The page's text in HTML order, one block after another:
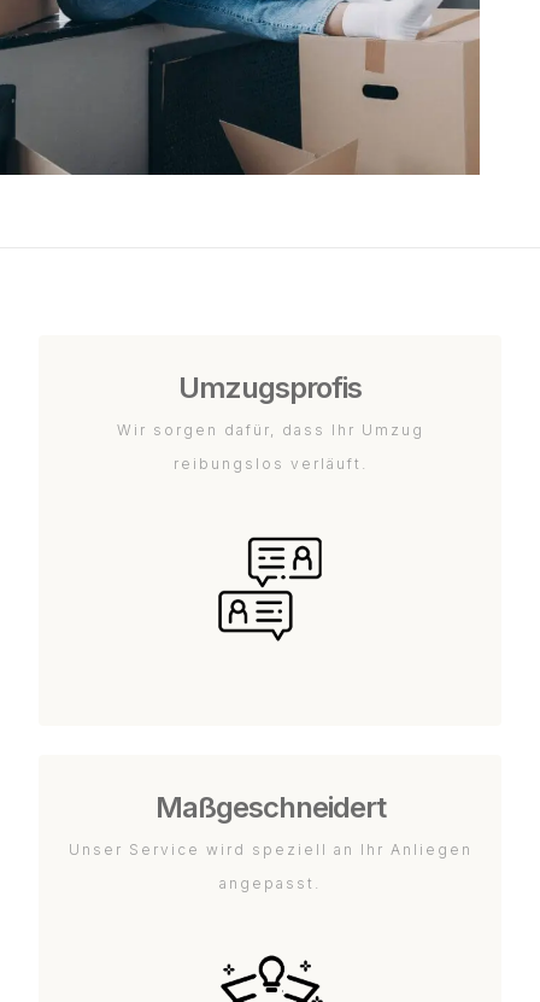
Umzugsprofis
Wir sorgen dafür, dass Ihr Umzug
reibungslos verläuft.
Maßgeschneidert
Unser Service wird speziell an Ihr Anliegen
angepasst.